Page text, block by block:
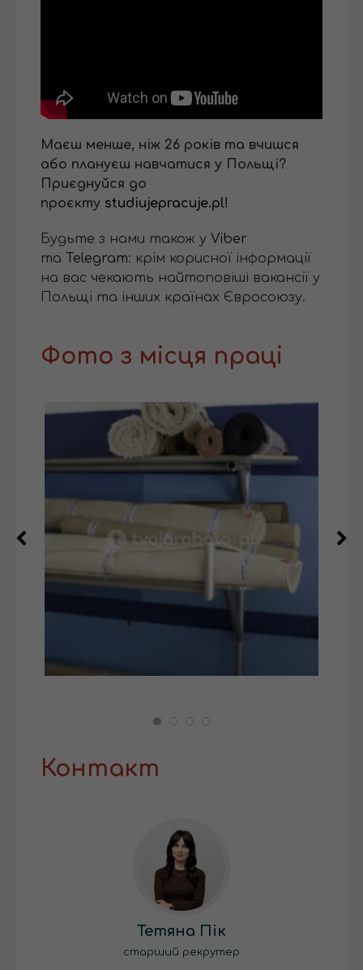
Маєш менше, ніж 26 років та вчишся
або плануєш навчатися у Польщі?
Приєднуйся до
проєкту studiujepracuje.pl!
Будьте з нами також у Viber
та
Telegram: крім корисної інформації
на вас чекають найтоповіші вакансії у
Польщі та інших країнах Євросоюзу.
Фото з місця праці
Контакт
Тетяна Пік
старший рекрутер